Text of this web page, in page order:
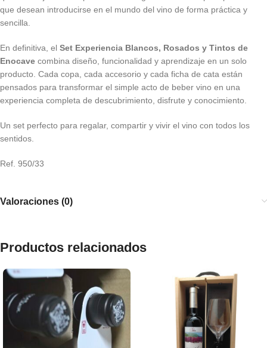
que desean introducirse en el mundo del vino de forma práctica y
sencilla.
En definitiva, el Set Experiencia Blancos, Rosados y Tintos de
Enocave combina diseño, funcionalidad y aprendizaje en un solo
producto. Cada copa, cada accesorio y cada ficha de cata están
pensados para transformar el simple acto de beber vino en una
experiencia completa de descubrimiento, disfrute y conocimiento.
Un set perfecto para regalar, compartir y vivir el vino con todos los
sentidos.
Ref. 950/33
Valoraciones (0)
Productos relacionados